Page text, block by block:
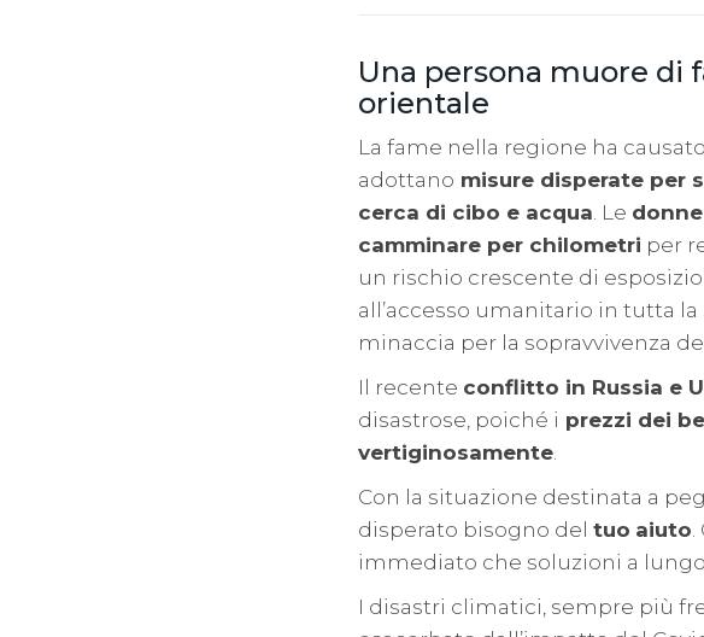
Una persona muore di
orientale
La fame nella regione ha causato
adottano misure disperate per
cerca di cibo e acqua . Le donne
camminare per chilometri per
un rischio crescente di
all’accesso umanitario in tutta
minaccia per la sopravvivenza
Il recente conflitto in Russia e
disastrose, poiché i prezzi dei
vertiginosamente
Con la situazione destinata a
disperato bisogno del tuo aiuto
immediato che soluzioni a
I disastri climatici, sempre più